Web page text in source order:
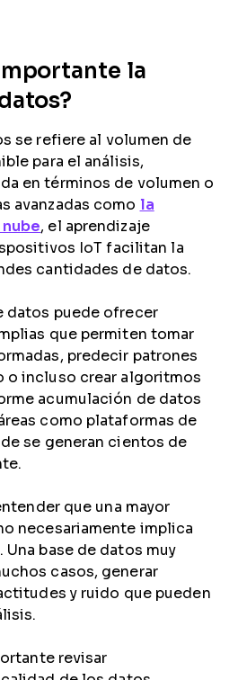
la
se refiere al volumen de
para el análisis,
en términos de volumen o
avanzadas como la
, el aprendizaje
IoT facilitan la
cantidades de datos.
datos puede ofrecer
que permiten tomar
predecir patrones
o incluso crear algoritmos
acumulación de datos
como plataformas de
se generan cientos de
que una mayor
necesariamente implica
base de datos muy
casos, generar
y ruido que pueden
revisar